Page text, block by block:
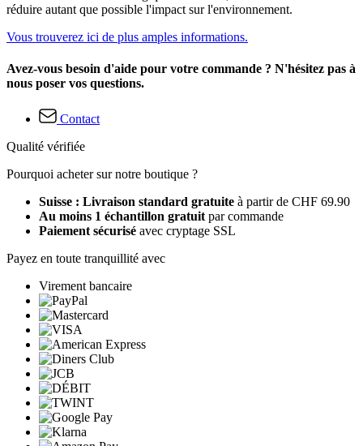
réduire autant que possible l'impact sur l'environnement.
Vous trouverez ici de plus amples informations.
Avez-vous besoin d'aide pour votre commande ? N'hésitez pas à
nous poser vos questions.
Contact
Qualité vérifiée
Pourquoi acheter sur notre boutique ?
Suisse : Livraison standard gratuite à partir de CHF 69.90
Au moins 1 échantillon gratuit par commande
Paiement sécurisé avec cryptage SSL
Payez en toute tranquillité avec
Virement bancaire